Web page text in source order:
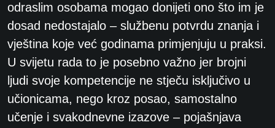
odraslim osobama mogao donijeti ono što im je
dosad nedostajalo – službenu potvrdu znanja i
vještina koje već godinama primjenjuju u praksi.
U svijetu rada to je posebno važno jer brojni
ljudi svoje kompetencije ne stječu isključivo u
učionicama, nego kroz posao, samostalno
učenje i svakodnevne izazove – pojašnjava